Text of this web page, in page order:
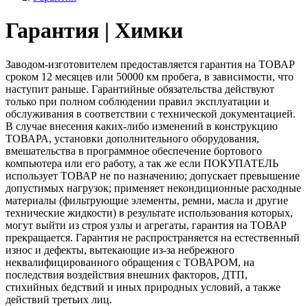
Гарантия | Химки
Заводом-изготовителем предоставляется гарантия на ТОВАР
сроком 12 месяцев или 50000 км пробега, в зависимости, что
наступит раньше. Гарантийные обязательства действуют
только при полном соблюдении правил эксплуатации и
обслуживания в соответствии с технической документацией.
В случае внесения каких-либо изменений в конструкцию
ТОВАРА, установки дополнительного оборудования,
вмешательства в программное обеспечение бортового
компьютера или его работу, а так же если ПОКУПАТЕЛЬ
использует ТОВАР не по назначению; допускает превышение
допустимых нагрузок; применяет некондиционные расходные
материалы (фильтрующие элементы, ремни, масла и другие
технические жидкости) в результате использования которых,
могут выйти из строя узлы и агрегаты, гарантия на ТОВАР
прекращается. Гарантия не распространяется на естественный
износ и дефекты, вытекающие из-за небрежного
неквалифицированного обращения с ТОВАРОМ, на
последствия воздействия внешних факторов, ДТП,
стихийных бедствий и иных природных условий, а также
действий третьих лиц.